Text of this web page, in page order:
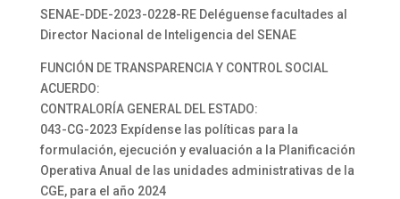
SENAE-DDE-2023-0228-RE Deléguense facultades al
Director Nacional de Inteligencia del SENAE
FUNCIÓN DE TRANSPARENCIA Y CONTROL SOCIAL
ACUERDO:
CONTRALORÍA GENERAL DEL ESTADO:
043-CG-2023 Expídense las políticas para la
formulación, ejecución y evaluación a la Planificación
Operativa Anual de las unidades administrativas de la
CGE, para el año 2024